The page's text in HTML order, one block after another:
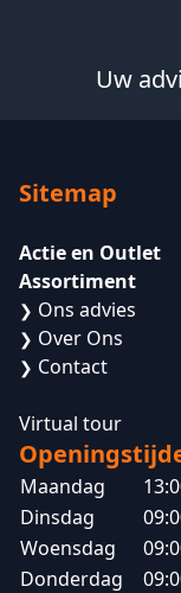
Uw
Sitemap
Actie en Outlet
Assortiment
❯ Ons advies
❯ Over Ons
❯ Contact
Virtual tour
Maandag
Dinsdag
Woensdag
Donderdag